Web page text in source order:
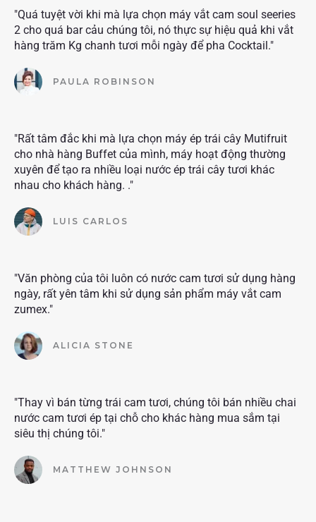
"Quá tuyệt vời khi mà lựa chọn máy vắt cam soul seeries
2 cho quá bar cảu chúng tôi, nó thực sự hiệu quả khi vắt
hàng trăm Kg chanh tươi mỗi ngày để pha Cocktail."
PAULA ROBINSON
"Rất tâm đắc khi mà lựa chọn máy ép trái cây Mutifruit
cho nhà hàng Buffet của mình, máy hoạt động thường
xuyên để tạo ra nhiều loại nước ép trái cây tươi khác
nhau cho khách hàng. ."
LUIS CARLOS
"Văn phòng của tôi luôn có nước cam tươi sử dụng hàng
ngày, rất yên tâm khi sử dụng sản phẩm máy vắt cam
zumex."
ALICIA STONE
"Thay vì bán từng trái cam tươi, chúng tôi bán nhiều chai
nước cam tươi ép tại chỗ cho khác hàng mua sắm tại
siêu thị chúng tôi."
MATTHEW JOHNSON